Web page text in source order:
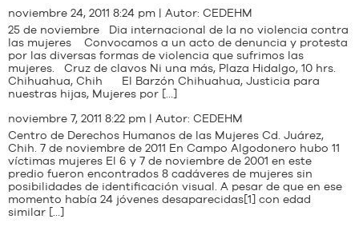
noviembre 24, 2011 8:24 pm | Autor: CEDEHM
25 de noviembre Dia internacional de la no violencia contra
las mujeres Convocamos a un acto de denuncia y protesta
por las diversas formas de violencia que sufrimos las
mujeres. Cruz de clavos Ni una más, Plaza Hidalgo, 10 hrs.
Chihuahua, Chih El Barzón Chihuahua, Justicia para
nuestras hijas, Mujeres por […]
noviembre 7, 2011 8:22 pm | Autor: CEDEHM
Centro de Derechos Humanos de las Mujeres Cd. Juárez,
Chih. 7 de noviembre de 2011 En Campo Algodonero hubo 11
víctimas mujeres El 6 y 7 de noviembre de 2001 en este
predio fueron encontrados 8 cadáveres de mujeres sin
posibilidades de identificación visual. A pesar de que en ese
momento había 24 jóvenes desaparecidas[1] con edad
similar […]